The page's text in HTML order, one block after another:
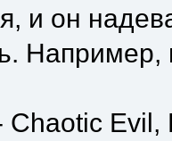
и он
Evil,